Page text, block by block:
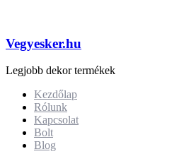
Vegyesker.hu
Legjobb dekor termékek
Kezdőlap
Rólunk
Kapcsolat
Bolt
Blog